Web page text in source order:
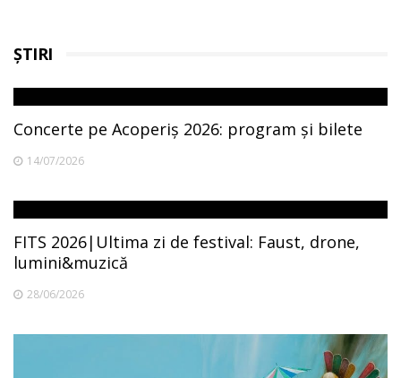
ȘTIRI
Concerte pe Acoperiș 2026: program și bilete
14/07/2026
FITS 2026|Ultima zi de festival: Faust, drone,
lumini&muzică
28/06/2026